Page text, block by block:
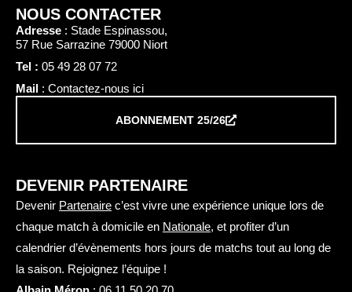
NOUS CONTACTER
Adresse : Stade Espinassou,
57 Rue Sarrazine 79000 Niort
Tel : 05 49 28 07 72
Mail : Contactez-nous ici
ABONNEMENT 25/26
DEVENIR PARTENAIRE
Devenir Partenaire c’est vivre une expérience unique lors de
chaque match à domicile en Nationale, et profiter d’un
calendrier d’évènements hors jours de matchs tout au long de
la saison. Rejoignez l’équipe !